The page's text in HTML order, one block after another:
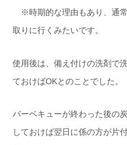
※時期的な理由もあり、通
取りに行くみたいです。
使用後は、備え付けの洗剤で
ておけばOKとのことでした。
バーベキューが終わった後の
しておけば翌日に係の方が片